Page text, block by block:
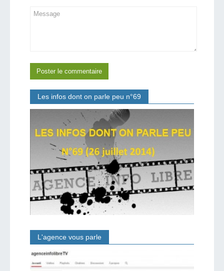
Les infos dont on parle peu n°69
L'agence vous parle